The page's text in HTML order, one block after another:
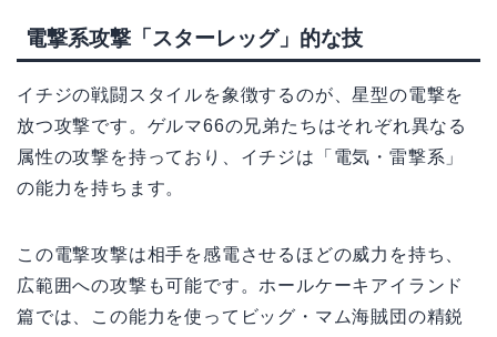
電撃系攻撃「スターレッグ」的な技
イチジの戦闘スタイルを象徴するのが、星型の電撃を
放つ攻撃です。ゲルマ66の兄弟たちはそれぞれ異なる
属性の攻撃を持っており、イチジは「電気・雷撃系」
の能力を持ちます。
この電撃攻撃は相手を感電させるほどの威力を持ち、
広範囲への攻撃も可能です。ホールケーキアイランド
篇では、この能力を使ってビッグ・マム海賊団の精鋭